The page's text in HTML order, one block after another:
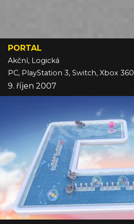
PORTAL
Akční, Logická
PC, PlayStation 3, Switch, Xbox 360
9. říjen 2007